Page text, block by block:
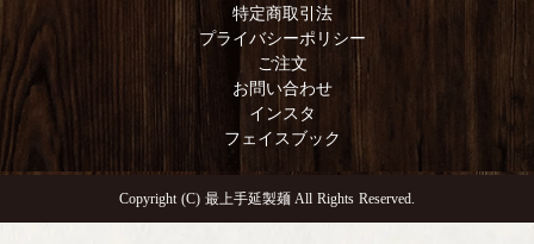
特定商取引法
プライバシーポリシー
ご注文
お問い合わせ
インスタ
フェイスブック
Copyright (C) 最上手延製麺 All Rights Reserved.